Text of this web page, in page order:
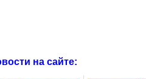
на сайте: